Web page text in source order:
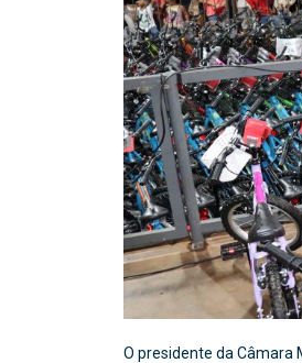
O presidente da Câmara